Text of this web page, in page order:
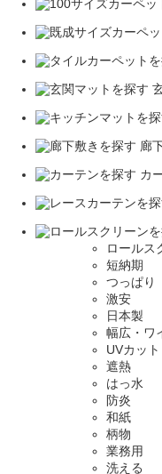
廊
カ
ロールス
短納期
つっぱり
激安
日本製
幅広・ワ
UVカット
遮熱
はっ水
防炎
和紙
柄物
業務用
洗える